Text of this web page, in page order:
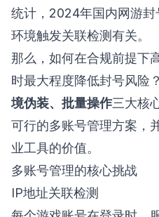
统计，2024年国内网游
环境触发关联检测有关。
那么，如何在合规前提下
时最大程度降低封号风险
境伪装、批量操作三大核
可行的多账号管理方案，
业工具的价值。
多账号管理的核心挑战
IP地址关联检测